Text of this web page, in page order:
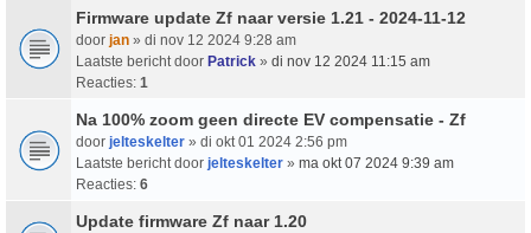
Firmware update Zf naar versie 1.21 - 2024-11-12
door jan » di nov 12 2024 9:28 am
Laatste bericht door Patrick » di nov 12 2024 11:15 am
Reacties: 1
Na 100% zoom geen directe EV compensatie - Zf
door jelteskelter » di okt 01 2024 2:56 pm
Laatste bericht door jelteskelter » ma okt 07 2024 9:39 am
Reacties: 6
Update firmware Zf naar 1.20